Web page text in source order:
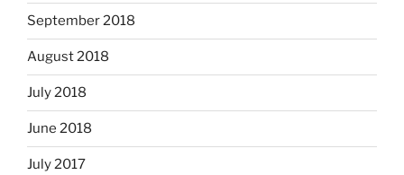
September 2018
August 2018
July 2018
June 2018
July 2017